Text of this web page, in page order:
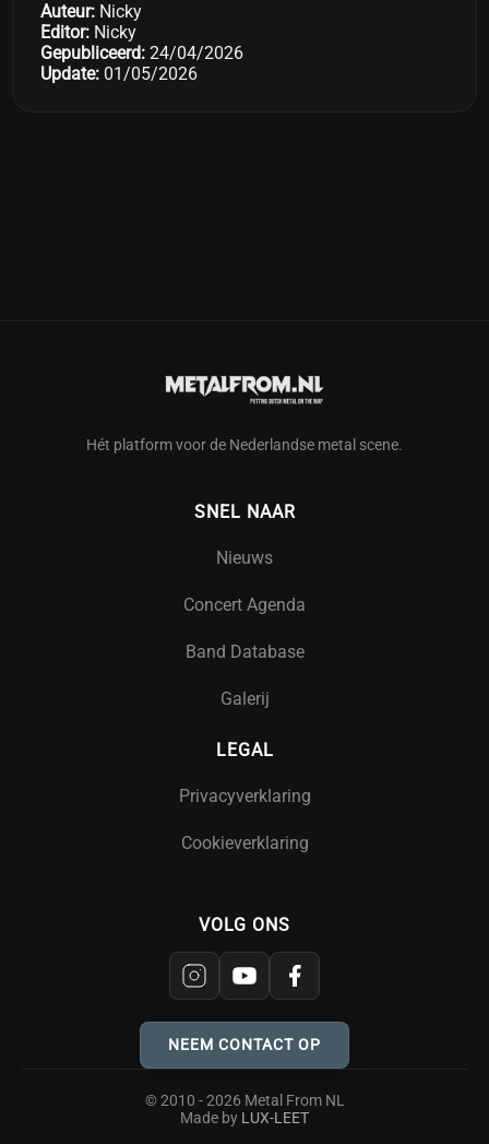
Auteur: Nicky
Editor: Nicky
Gepubliceerd: 24/04/2026
Update: 01/05/2026
Hét platform voor de Nederlandse metal scene.
SNEL NAAR
Nieuws
Concert Agenda
Band Database
Galerij
LEGAL
Privacyverklaring
Cookieverklaring
VOLG ONS
NEEM CONTACT OP
© 2010 - 2026 Metal From NL
Made by LUX-LEET